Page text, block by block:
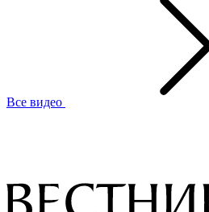
Все видео